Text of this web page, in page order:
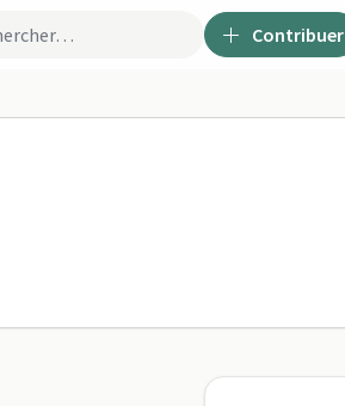
Contribuer